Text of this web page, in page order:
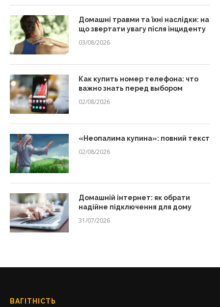
Домашні травми та їхні наслідки: на
що звертати увагу після інциденту
03/08/2026
Как купить номер телефона: что
важно знать перед выбором
02/08/2026
«Неопалима купина»: повний текст
02/08/2026
Домашній інтернет: як обрати
надійне підключення для дому
31/07/2026
ВАГІТНІСТЬ